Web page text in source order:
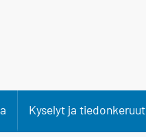
Kyselyt ja tiedonkeruut